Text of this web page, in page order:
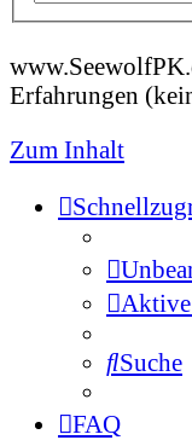
Erfahrungen
Zum Inhalt
Suche
FAQ